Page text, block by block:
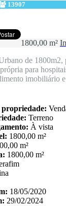
13907
1800,00 m²
de 1800m2,
para
imobiliário
Terreno
À vista
1800,00 m²
m²
1800,00 m²
18/05/2020
29/02/2024